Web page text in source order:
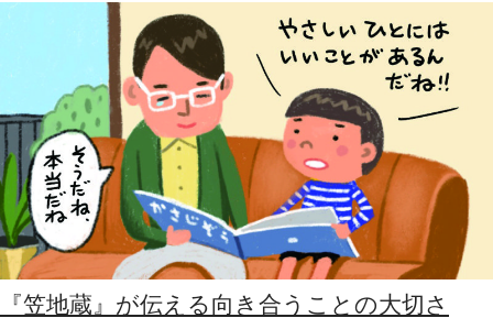
『笠地蔵』が伝える向き合うことの大切さ